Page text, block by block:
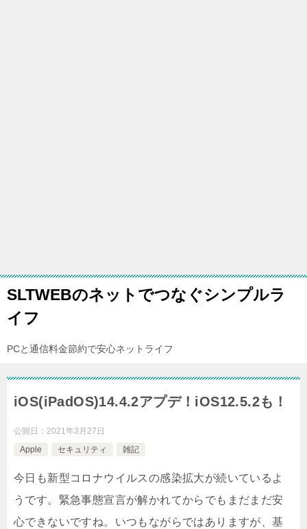
SLTWEBのネットでつなぐシンプルラ
イフ
PCと通信料金節約で安心ネットライフ
iOS(iPadOS)14.4.2アプデ！iOS12.5.2も！
公開日： 2021年3月27日
Apple
セキュリティ 雑記
今日も新型コロナウイルスの感染拡大が続いているよ
うです。緊急事態宣言が解かれてからでもまだまだ安
心できないですね。いつもながらではありますが、基